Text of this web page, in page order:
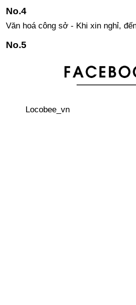
Văn hoá công sở - Khi xin nghỉ,
Locobee_vn